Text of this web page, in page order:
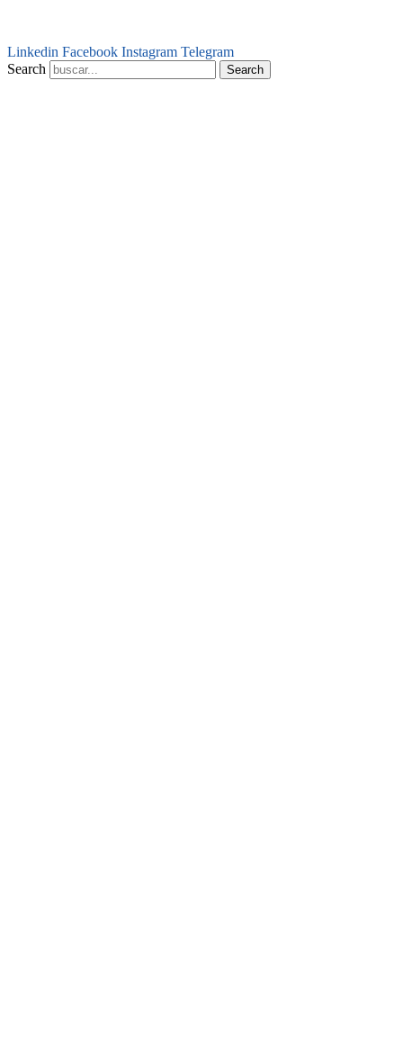
Linkedin Facebook Instagram Telegram
Search
Search